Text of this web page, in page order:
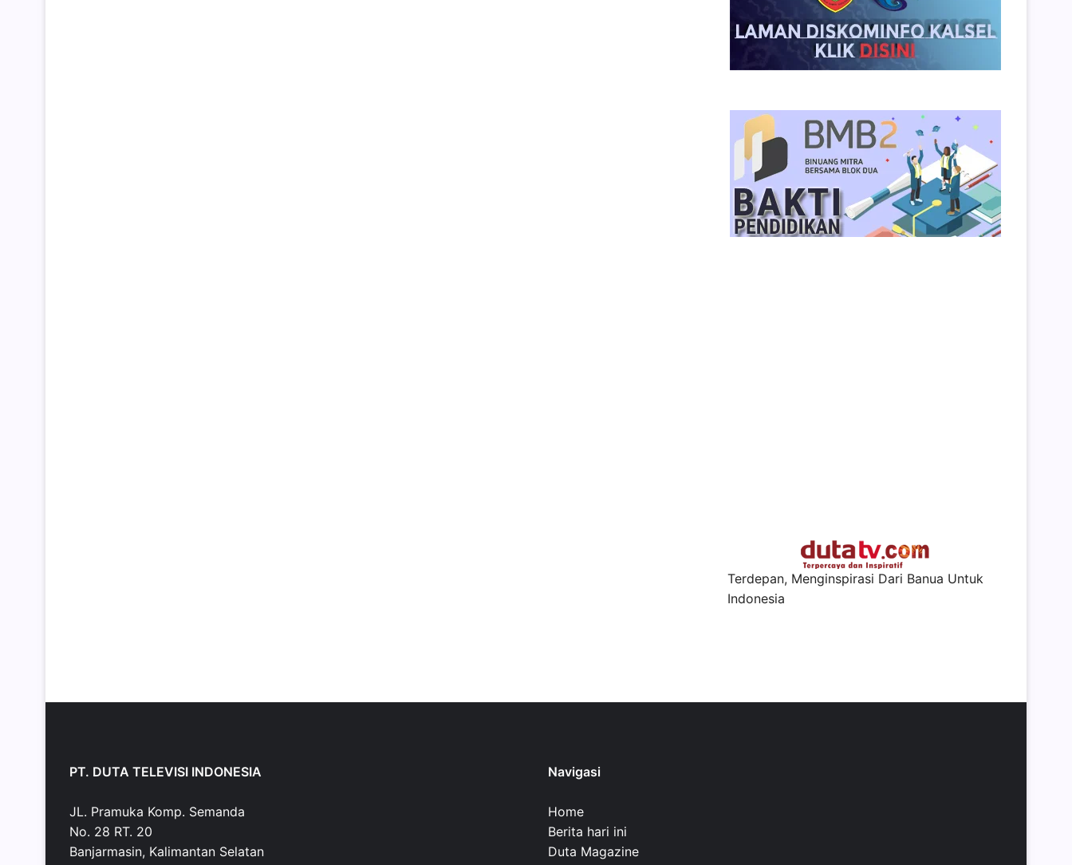
Terdepan, Menginspirasi Dari Banua Untuk
Indonesia
PT. DUTA TELEVISI INDONESIA
JL. Pramuka Komp. Semanda
No. 28 RT. 20
Banjarmasin, Kalimantan Selatan
Navigasi
Home
Berita hari ini
Duta Magazine